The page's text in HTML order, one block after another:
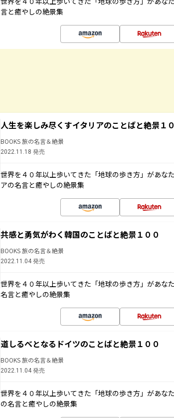
言と癒やしの絶景集
人生を楽しみ尽くすイタリアのことばと絶景１
BOOKS 旅の名言＆絶景
2022.11.18 発売
世界を４０年以上歩いてきた「地球の歩き方」があな
アの名言と癒やしの絶景集
共感と勇気がわく韓国のことばと絶景１００
BOOKS 旅の名言＆絶景
2022.11.04 発売
世界を４０年以上歩いてきた「地球の歩き方」があな
名言と癒やしの絶景集
道しるべとなるドイツのことばと絶景１００
BOOKS 旅の名言＆絶景
2022.11.04 発売
世界を４０年以上歩いてきた「地球の歩き方」があな
の名言と癒やしの絶景集